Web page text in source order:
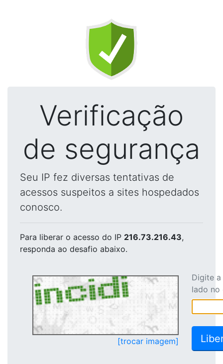
Verificação
de segurança
Seu IP fez diversas tentativas de
acessos suspeitos a sites hospedados
conosco.
Para liberar o acesso do IP 216.73.216.43,
responda ao desafio abaixo.
[trocar imagem]
Digite
lado no